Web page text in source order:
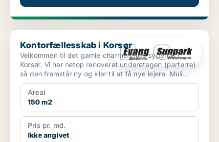
Kontorfællesskab i Korsør
Kontorfællesskab i Korsør
Velkommen til det gamle charmerende sygehus i
Korsør. Vi har netop renoveret underetagen (parterre)
så den fremstår ny og klar til at få nye lejere. Muli...
Areal
150 m2
Pris pr. md.
Ikke angivet